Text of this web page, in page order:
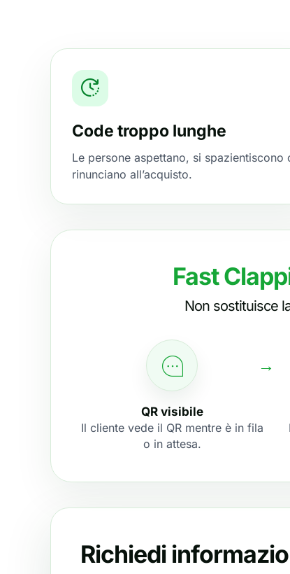
Code troppo lunghe
Le persone aspettano, si spazientiscono
rinunciano all’acquisto.
Fast
Non sostituisce
QR visibile
Il cliente vede il QR mentre è in fila
o in attesa.
Richiedi